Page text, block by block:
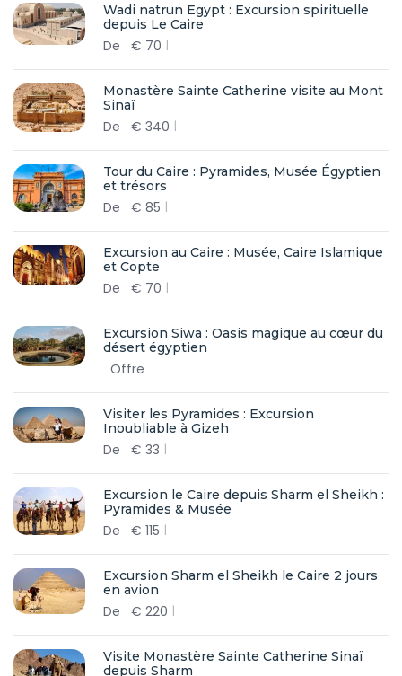
Wadi natrun Egypt : Excursion spirituelle
depuis Le Caire
De € 70
Monastère Sainte Catherine visite au Mont
Sinaï
De € 340
Tour du Caire : Pyramides, Musée Égyptien
et trésors
De € 85
Excursion au Caire : Musée, Caire Islamique
et Copte
De € 70
Excursion Siwa : Oasis magique au cœur du
désert égyptien
Offre
Visiter les Pyramides : Excursion
Inoubliable à Gizeh
De € 33
Excursion le Caire depuis Sharm el Sheikh :
Pyramides & Musée
De € 115
Excursion Sharm el Sheikh le Caire 2 jours
en avion
De € 220
Visite Monastère Sainte Catherine Sinaï
depuis Sharm